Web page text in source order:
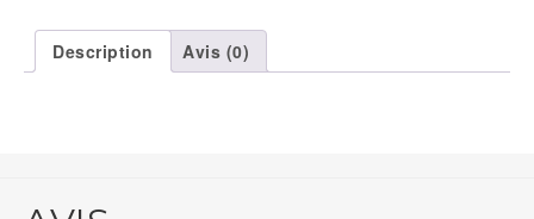
Description Avis (0)